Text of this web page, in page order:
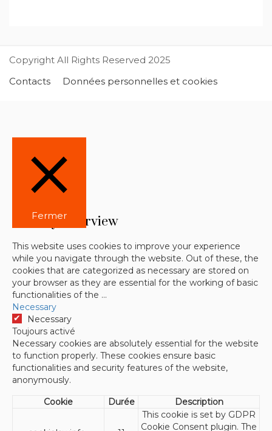
Copyright All Rights Reserved 2025
Contacts
Données personnelles et cookies
Fermer
Privacy Overview
This website uses cookies to improve your experience
while you navigate through the website. Out of these, the
cookies that are categorized as necessary are stored on
your browser as they are essential for the working of basic
functionalities of the ...
Necessary
Necessary
Toujours activé
Necessary cookies are absolutely essential for the website
to function properly. These cookies ensure basic
functionalities and security features of the website,
anonymously.
Cookie
Durée Description
This cookie is set by GDPR
Cookie Consent plugin. The